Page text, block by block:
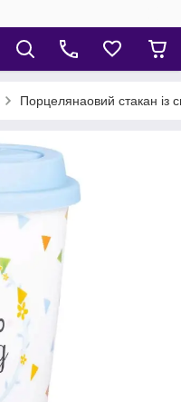
Порцелянаовий стакан із